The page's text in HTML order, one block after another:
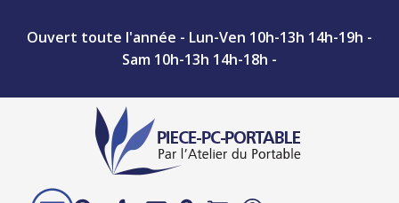
Ouvert toute l'année - Lun-Ven 10h-13h 14h-19h -
Sam 10h-13h 14h-18h -